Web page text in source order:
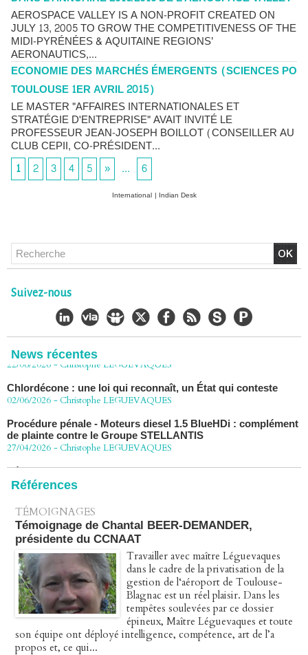
AEROSPACE VALLEY IS A NON-PROFIT CREATED ON
JULY 13, 2005 TO GROW THE COMPETITIVENESS OF THE
MIDI-PYRÉNÉES & AQUITAINE REGIONS’
AERONAUTICS,...
ECONOMIE DES MARCHÉS ÉMERGENTS (SCIENCES PO
TOULOUSE 1ER AVRIL 2015)
LE MASTER "AFFAIRES INTERNATIONALES ET
STRATÉGIE D'ENTREPRISE" AVAIT INVITÉ LE
PROFESSEUR JEAN-JOSEPH BOILLOT (CONSEILLER AU
CLUB CEPII, CO-PRÉSIDENT...
1
2 3 4 5 » ... 6
International | Indian Desk
Suivez-nous
News récentes
Chlordécone : un non-lieu confirmé, la bataille se déplace
30/06/2026 -Christophe LEGUEVAQUES
CHLORDÉCONE Déclaration de Me Christophe
LÈGUEVAQUES (CLE), avocat de parties civiles, après la
décision de confirmation du non-lieu
22/06/2026 -Christophe LEGUEVAQUES
Chlordécone : une loi qui reconnaît, un État qui conteste
02/06/2026 -Christophe LEGUEVAQUES
Procédure pénale - Moteurs diesel 1.5 BlueHDi : complément
de plainte contre le Groupe STELLANTIS
27/04/2026 -Christophe LEGUEVAQUES
Péage autoroute : tout savoir (ou presque) sur l'action
collective ouverte le 2 avril
07/04/2026 -Christophe LEGUEVAQUES
Références
TÉMOIGNAGES
Témoignage de Chantal BEER-DEMANDER,
présidente du CCNAAT
Travailler avec maître Léguevaques
dans le cadre de la privatisation de la
gestion de l‘aéroport de Toulouse-
Blagnac est un réel plaisir. Dans les
tempêtes soulevées par ce dossier
épineux, Maître Léguevaques et toute
son équipe ont déployé intelligence, compétence, art de l’a
propos et, ce qui...